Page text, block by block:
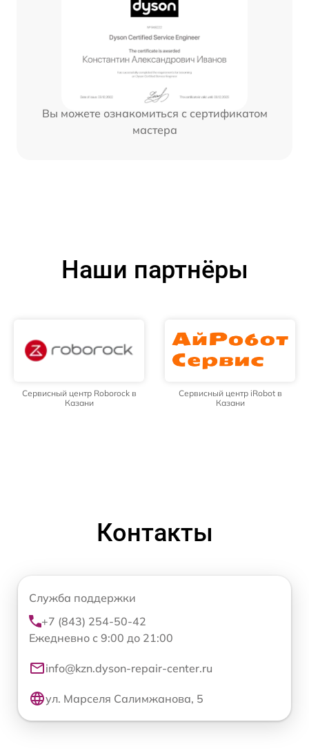
Вы можете ознакомиться с сертификатом
мастера
Наши партнёры
Сервисный центр Roborock в
Казани
Сервисный центр iRobot в
Казани
Контакты
Служба поддержки
+7 (843) 254-50-42
Ежедневно с 9:00 до 21:00
info@kzn.dyson-repair-center.ru
ул. Марселя Салимжанова, 5